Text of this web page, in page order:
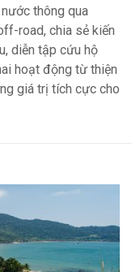
thông qua
road, chia sẻ kiến
diễn tập cứu hộ
hoạt động từ thiện
giá trị tích cực cho